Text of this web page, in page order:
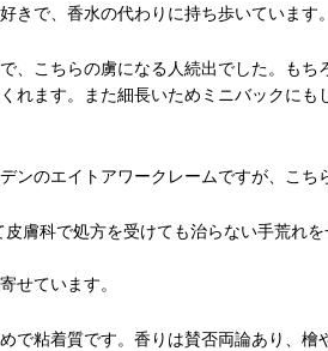
きで、香水の代わりに持ち歩いています。
、こちらの虜になる人続出でした。も
れます。また細長いためミニバックに
ンのエイトアワークレームですが、こち
膚科で処方を受けても治らない手荒れ
せています。
で粘着質です。香りは賛否両論あり、檜